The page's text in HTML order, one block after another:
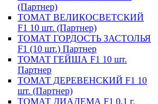
(Партнер)
ТОМАТ ВЕЛИКОСВЕТСКИЙ
F1 10 шт. (Партнер)
ТОМАТ ГОРДОСТЬ ЗАСТОЛЬЯ
F1 (10 шт.) Партнер
ТОМАТ ГЕЙША F1 10 шт.
Партнер
ТОМАТ ДЕРЕВЕНСКИЙ F1 10
шт. (Партнер)
ТОМАТ ДИАДЕМА F1 0,1 г.